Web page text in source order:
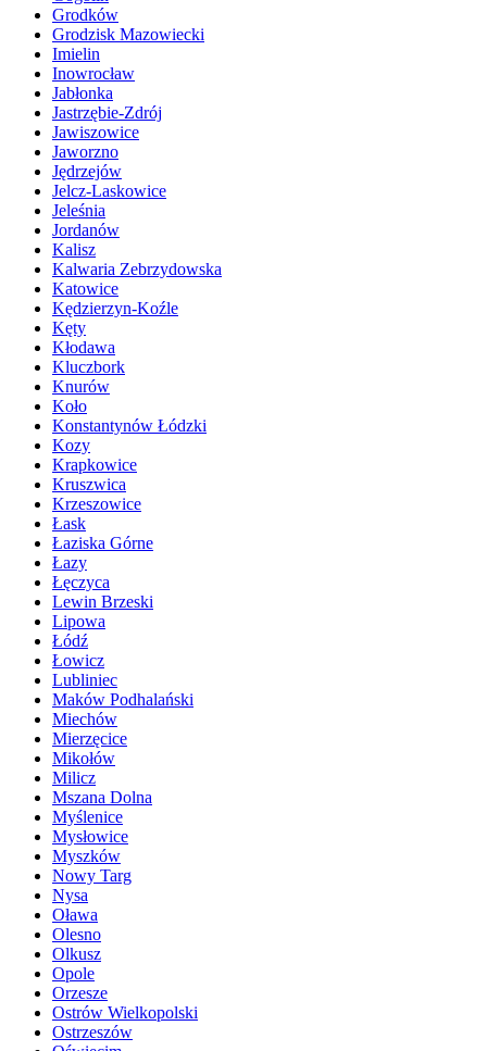
Grodków
Grodzisk Mazowiecki
Imielin
Inowrocław
Jabłonka
Jastrzębie-Zdrój
Jawiszowice
Jaworzno
Jędrzejów
Jelcz-Laskowice
Jeleśnia
Jordanów
Kalisz
Kalwaria Zebrzydowska
Katowice
Kędzierzyn-Koźle
Kęty
Kłodawa
Kluczbork
Knurów
Koło
Konstantynów Łódzki
Kozy
Krapkowice
Kruszwica
Krzeszowice
Łask
Łaziska Górne
Łazy
Łęczyca
Lewin Brzeski
Lipowa
Łódź
Łowicz
Lubliniec
Maków Podhalański
Miechów
Mierzęcice
Mikołów
Milicz
Mszana Dolna
Myślenice
Mysłowice
Myszków
Nowy Targ
Nysa
Oława
Olesno
Olkusz
Opole
Orzesze
Ostrów Wielkopolski
Ostrzeszów